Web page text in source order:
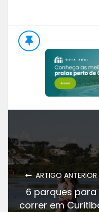
ARTIGO ANTERIOR
6 parques para
correr em